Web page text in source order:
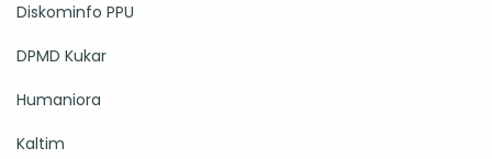
Diskominfo PPU
DPMD Kukar
Humaniora
Kaltim